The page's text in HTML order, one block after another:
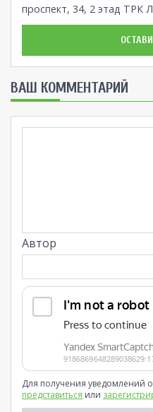
проспект, 34, 2 этад ТРК
ВАШ КОММЕНТАРИЙ
Автор
Для получения уведомлений
представиться или